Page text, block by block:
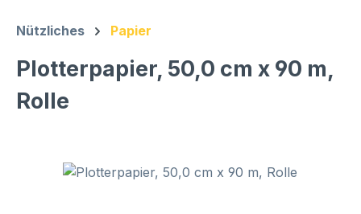
Nützliches Papier
Plotterpapier, 50,0 cm x 90 m,
Rolle
Bildergalerie überspringen